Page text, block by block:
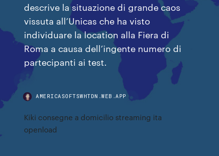
descrive la situazione di grande caos
vissuta all’Unicas che ha visto
individuare la location alla Fiera di
Roma a causa dell’ingente numero di
partecipanti ai test.
AMERICASOFTSWHTDN.WEB.APP
Kiki consegne a domicilio streaming ita
openload